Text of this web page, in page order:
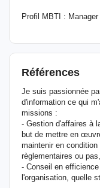
Profil MBTI :
Références
Je suis passionnée
d'information ce qui
missions :
- Gestion d'affaires à
but de mettre en
maintenir en
règlementaires ou
- Conseil en
l'organisation, quelle